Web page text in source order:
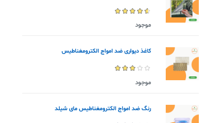
موجود
کاغذ دیواری ضد امواج الکترومغناطیس
موجود
رنگ ضد امواج الکترومغناطیس مای شیلد